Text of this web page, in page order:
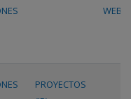
WEB
PROYECTOS